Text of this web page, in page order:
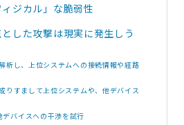
ジカル」な脆弱性
した攻撃は現実に発生しう
し、上位システムへの接続情報や経路
すまして上位システムや、他デバイス
バイスへの干渉を試行